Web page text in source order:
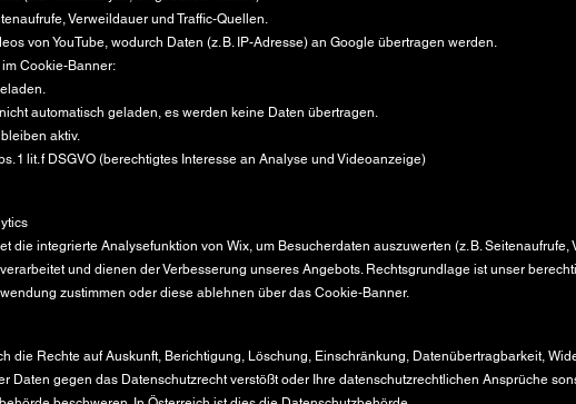
Verweildauer und Traffic-Quellen.
von YouTube, wodurch Daten (z. B. IP-Adresse) an Google übertragen werden.
im Cookie-Banner:
automatisch geladen, es werden keine Daten übertragen.
aktiv.
1 lit. f DSGVO (berechtigtes Interesse an Analyse und Videoanzeige)
die integrierte Analysefunktion von Wix, um Besucherdaten auszuwerten (z. B. Seitenaufrufe,
und dienen der Verbesserung unseres Angebots. Rechtsgrundlage ist unser
zustimmen oder diese ablehnen über das Cookie‑Banner.
die Rechte auf Auskunft, Berichtigung, Löschung, Einschränkung, Datenübertragbarkeit,
Daten gegen das Datenschutzrecht verstößt oder Ihre datenschutzrechtlichen Ansprüche